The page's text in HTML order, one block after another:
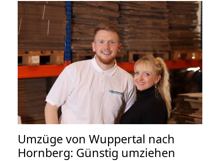
Umzüge von Wuppertal nach
Hornberg: Günstig umziehen